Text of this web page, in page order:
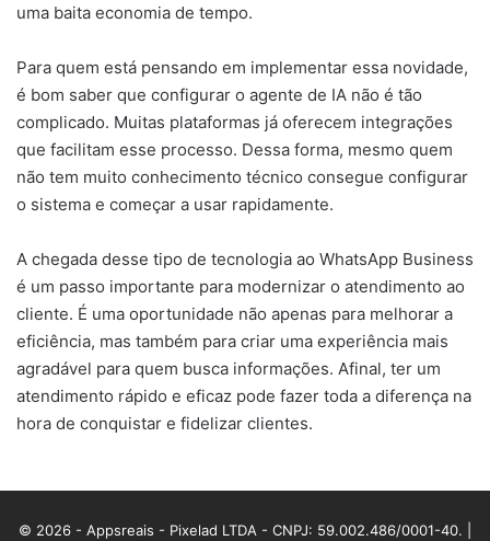
uma baita economia de tempo.
Para quem está pensando em implementar essa novidade,
é bom saber que configurar o agente de IA não é tão
complicado. Muitas plataformas já oferecem integrações
que facilitam esse processo. Dessa forma, mesmo quem
não tem muito conhecimento técnico consegue configurar
o sistema e começar a usar rapidamente.
A chegada desse tipo de tecnologia ao WhatsApp Business
é um passo importante para modernizar o atendimento ao
cliente. É uma oportunidade não apenas para melhorar a
eficiência, mas também para criar uma experiência mais
agradável para quem busca informações. Afinal, ter um
atendimento rápido e eficaz pode fazer toda a diferença na
hora de conquistar e fidelizar clientes.
© 2026 - Appsreais - Pixelad LTDA - CNPJ: 59.002.486/0001-40. |